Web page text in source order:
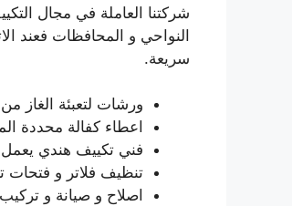
شركتنا العاملة في مجال
النواحي و المحافظات فعند
سريعة.
ورشات لتعبئة الغاز من
اعطاء كفالة محددة
فني تكييف هندي يعمل لمدة 24 ساعة
تنظيف فلاتر و فتحات
اصلاح و صيانة و